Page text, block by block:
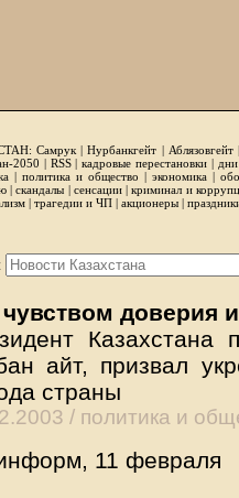
Самрук |Нурбанкгейт | Аблязовгейт
2050 | RSS|кадровые перестановки|
| политика и общество | экономика |
|скандалы | сенсации|криминал и
| трагедии и ЧП | акционеры |
доверия
Казахстана
айт, призвал
страны
/ политика и
11 февраля